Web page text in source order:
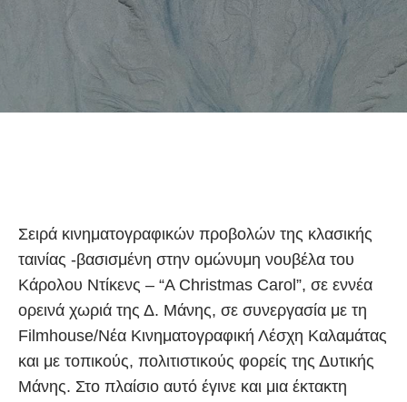
Σειρά κινηματογραφικών προβολών της κλασικής
ταινίας -βασισμένη στην ομώνυμη νουβέλα του
Κάρολου Ντίκενς – “A Christmas Carol”, σε εννέα
ορεινά χωριά της Δ. Μάνης, σε συνεργασία με τη
Filmhouse/Νέα Κινηματογραφική Λέσχη Καλαμάτας
και με τοπικούς, πολιτιστικούς φορείς της Δυτικής
Μάνης. Στο πλαίσιο αυτό έγινε και μια έκτακτη